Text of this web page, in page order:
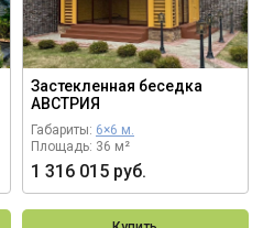
Застекленная беседка
АВСТРИЯ
Габариты: 6×6 м.
Площадь: 36 м²
1 316 015 руб.